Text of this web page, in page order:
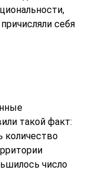
себя
такой факт:
количество
число